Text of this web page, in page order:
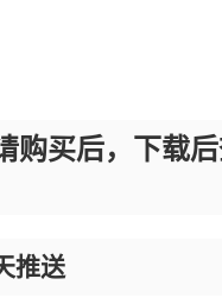
购买后，下载
推送